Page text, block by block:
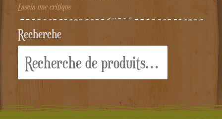
Lascia une critique
Recherche
pour :